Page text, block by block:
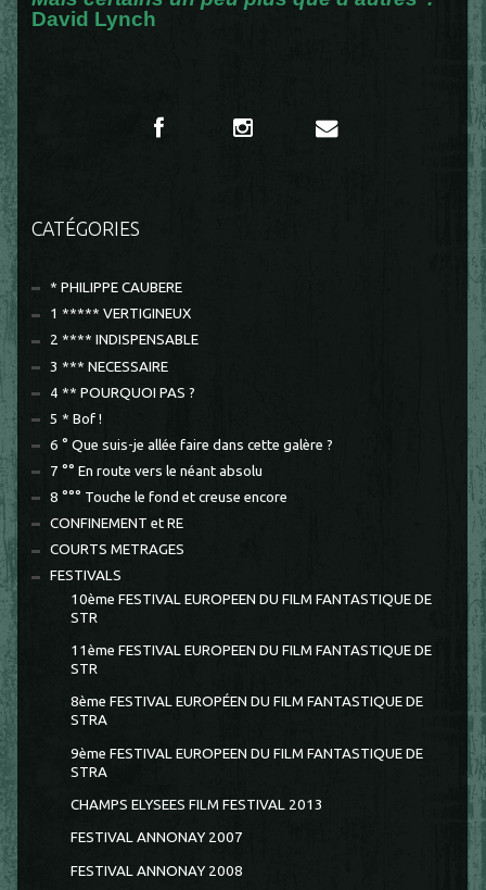
David Lynch
CATÉGORIES
* PHILIPPE CAUBERE
1 ***** VERTIGINEUX
2 **** INDISPENSABLE
3 *** NECESSAIRE
4 ** POURQUOI PAS ?
5 * Bof !
6 ° Que suis-je allée faire dans cette galère ?
7 °° En route vers le néant absolu
8 °°° Touche le fond et creuse encore
CONFINEMENT et RE
COURTS METRAGES
FESTIVALS
10ème FESTIVAL EUROPEEN DU FILM FANTASTIQUE DE
STR
11ème FESTIVAL EUROPEEN DU FILM FANTASTIQUE DE
STR
8ème FESTIVAL EUROPÉEN DU FILM FANTASTIQUE DE
STRA
9ème FESTIVAL EUROPEEN DU FILM FANTASTIQUE DE
STRA
CHAMPS ELYSEES FILM FESTIVAL 2013
FESTIVAL ANNONAY 2007
FESTIVAL ANNONAY 2008